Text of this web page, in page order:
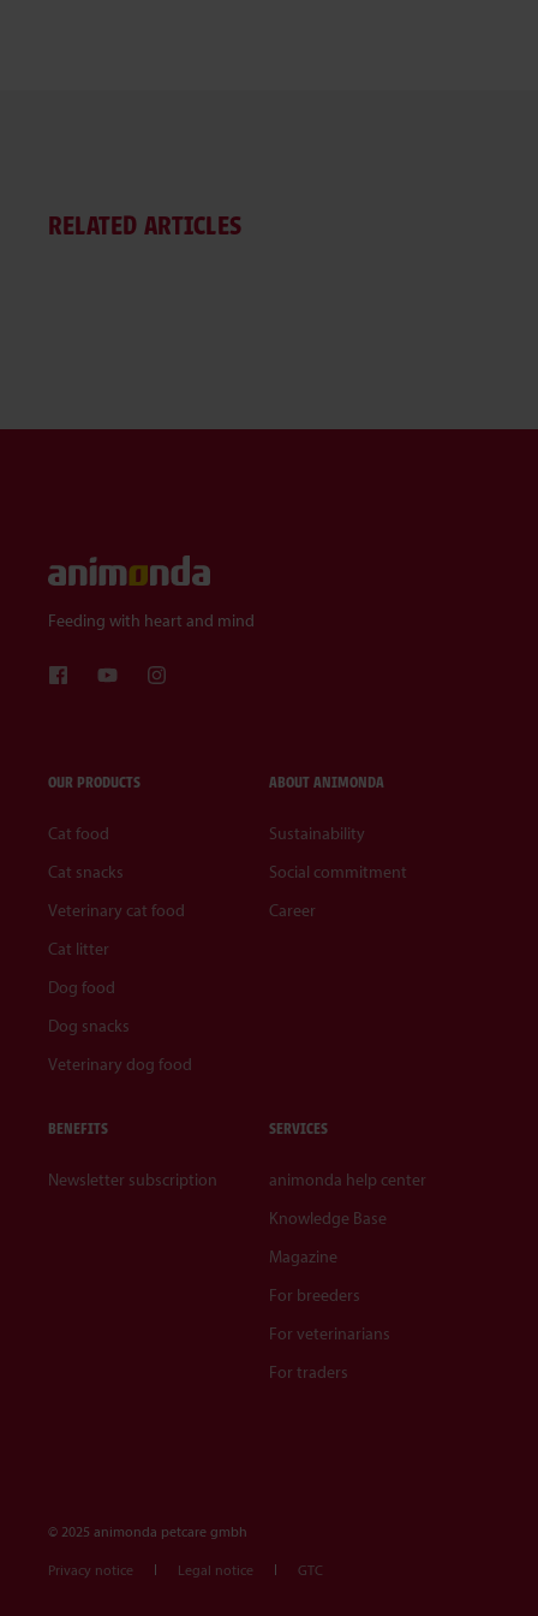
RELATED ARTICLES
Feeding with heart and mind
OUR PRODUCTS
Cat food
Cat snacks
Veterinary cat food
Cat litter
Dog food
Dog snacks
Veterinary dog food
ABOUT ANIMONDA
Sustainability
Social commitment
Career
BENEFITS
Newsletter subscription
SERVICES
animonda help center
Knowledge Base
Magazine
For breeders
For veterinarians
For traders
© 2025 animonda petcare gmbh
Privacy notice Legal notice GTC